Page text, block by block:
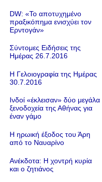
DW: «To αποτυχημένο
πραξικόπημα ενισχύει τον
Ερντογάν»
Σύντομες Ειδήσεις της
Ημέρας 26.7.2016
Η Γελοιογραφία της Ημέρας
30.7.2016
Ινδοί «έκλεισαν» δύο μεγάλα
ξενοδοχεία της Αθήνας για
έναν γάμο
Η ηρωική έξοδος του Άρη
από το Ναυαρίνο
Ανέκδοτα: Η χοντρή κυρία
και ο ζητιάνος